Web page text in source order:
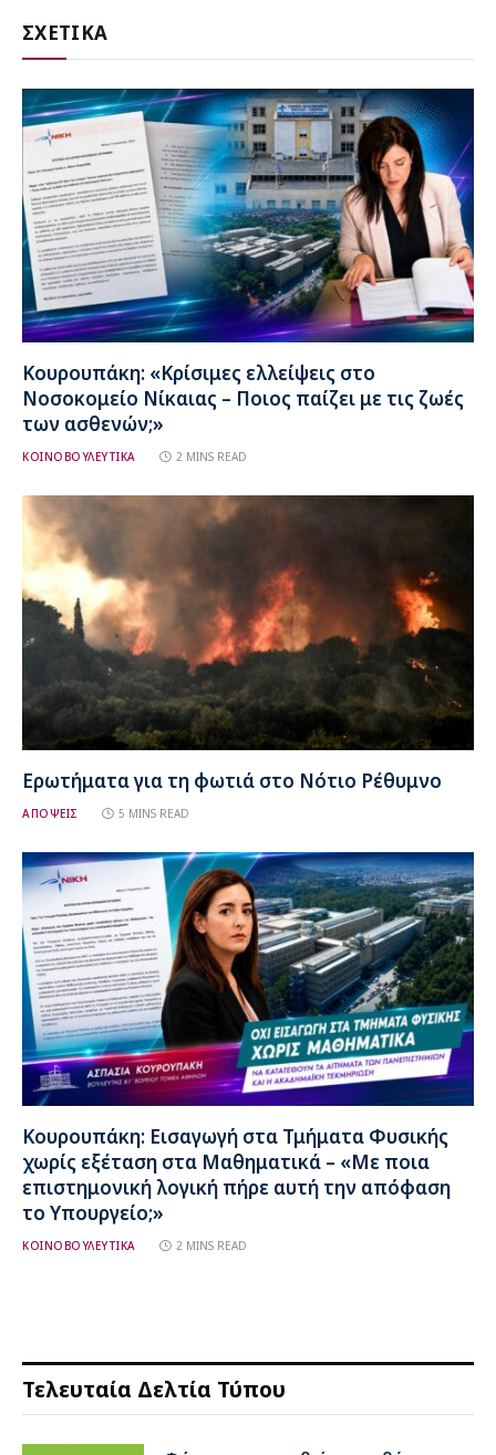
ΣΧΕΤΙΚΑ
Κουρουπάκη: «Κρίσιμες ελλείψεις στο
Νοσοκομείο Νίκαιας – Ποιος παίζει με τις ζωές
των ασθενών;»
ΚΟΙΝΟΒΟΥΛΕΥΤΙΚΑ 2 MINS READ
Ερωτήματα για τη φωτιά στο Νότιο Ρέθυμνο
ΑΠΟΨΕΙΣ 5 MINS READ
Κουρουπάκη: Εισαγωγή στα Τμήματα Φυσικής
χωρίς εξέταση στα Μαθηματικά – «Με ποια
επιστημονική λογική πήρε αυτή την απόφαση
το Υπουργείο;»
ΚΟΙΝΟΒΟΥΛΕΥΤΙΚΑ 2 MINS READ
Τελευταία Δελτία Τύπου